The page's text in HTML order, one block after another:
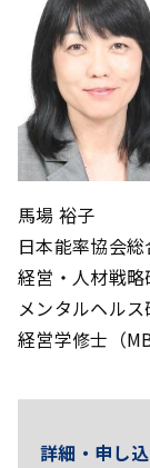
馬場 裕子
日本能率協会
経営・人材戦
メンタルヘル
経営学修士（
詳細・申し